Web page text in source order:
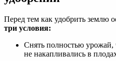
Перед тем как удобрить землю
три условия:
Снять полностью урожай,
не накапливались в